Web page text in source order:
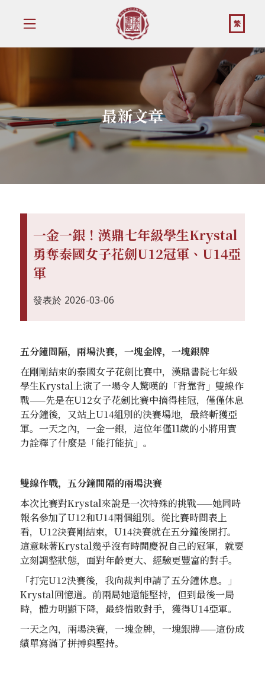
繁
最新文章
一金一銀！漢鼎七年級學生Krystal
勇奪泰國女子花劍U12冠軍、U14亞
軍
發表於 2026-03-06
五分鐘間隔，兩場決賽，一塊金牌，一塊銀牌
在剛剛結束的泰國女子花劍比賽中，漢鼎書院七年級
學生Krystal上演了一場令人驚嘆的「背靠背」雙線作
戰——先是在U12女子花劍比賽中摘得桂冠，僅僅休息
五分鐘後，又站上U14組別的決賽場地，最終斬獲亞
軍。一天之內，一金一銀，這位年僅11歲的小將用實
力詮釋了什麼是「能打能抗」。
雙線作戰，五分鐘間隔的兩場決賽
本次比賽對Krystal來說是一次特殊的挑戰——她同時
報名參加了U12和U14兩個組別。從比賽時間表上
看，U12決賽剛結束，U14決賽就在五分鐘後開打。
這意味著Krystal幾乎沒有時間慶祝自己的冠軍，就要
立刻調整狀態，面對年齡更大、經驗更豐富的對手。
「打完U12決賽後，我向裁判申請了五分鐘休息。」
Krystal回憶道。前兩局她還能堅持，但到最後一局
時，體力明顯下降，最終惜敗對手，獲得U14亞軍。
一天之內，兩場決賽，一塊金牌，一塊銀牌——這份成
績單寫滿了拼搏與堅持。